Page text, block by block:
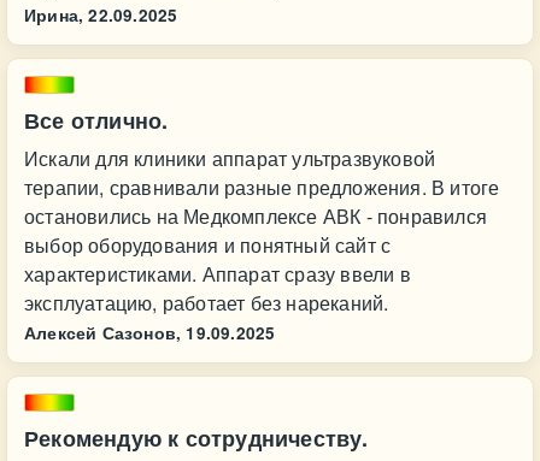
Ирина, 22.09.2025
Все отлично.
Искали для клиники аппарат ультразвуковой
терапии, сравнивали разные предложения. В итоге
остановились на Медкомплексе АВК - понравился
выбор оборудования и понятный сайт с
характеристиками. Аппарат сразу ввели в
эксплуатацию, работает без нареканий.
Алексей Сазонов, 19.09.2025
Рекомендую к сотрудничеству.